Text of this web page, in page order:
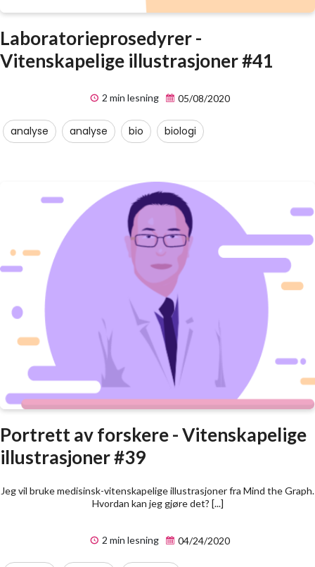
Laboratorieprosedyrer -
Vitenskapelige illustrasjoner #41
2 min lesning 05/08/2020
analyse analyse bio biologi
Portrett av forskere - Vitenskapelige
illustrasjoner #39
Jeg vil bruke medisinsk-vitenskapelige illustrasjoner fra Mind the Graph.
Hvordan kan jeg gjøre det? [...]
2 min lesning 04/24/2020